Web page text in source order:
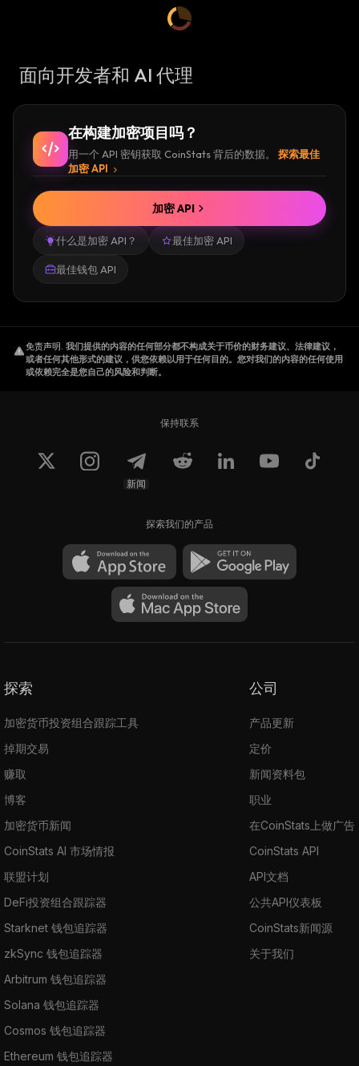
面向开发者和 AI 代理
在构建加密项目吗？
用一个 API 密钥获取 CoinStats 背后的数据。
探索最佳
加密 API
什么是加密 API？ 最佳加密 API
最佳钱包 API
加密 API
免责声明 我们提供的内容的任何部分都不构成关于币价的财务建议、法律建议，
或者任何其他形式的建议，供您依赖以用于任何目的。您对我们的内容的任何使用
或依赖完全是您自己的风险和判断。
保持联系
新闻
探索我们的产品
探索
加密货币投资组合跟踪工具
掉期交易
赚取
博客
加密货币新闻
CoinStats AI 市场情报
联盟计划
DeFi投资组合跟踪器
Starknet 钱包追踪器
zkSync 钱包追踪器
Arbitrum 钱包追踪器
Solana 钱包追踪器
Cosmos 钱包追踪器
Ethereum 钱包追踪器
公司
产品更新
定价
新闻资料包
职业
在CoinStats上做广告
CoinStats API
API文档
公共API仪表板
CoinStats新闻源
关于我们